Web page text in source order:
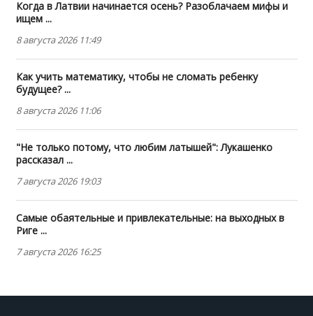
Когда в Латвии начинается осень? Разоблачаем мифы и
ищем ...
8 августа 2026 11:49
Как учить математику, чтобы не сломать ребенку
будущее? ...
8 августа 2026 11:06
"Не только потому, что любим латышей": Лукашенко
рассказал ...
7 августа 2026 19:03
Самые обаятельные и привлекательные: на выходных в
Риге ...
7 августа 2026 16:25